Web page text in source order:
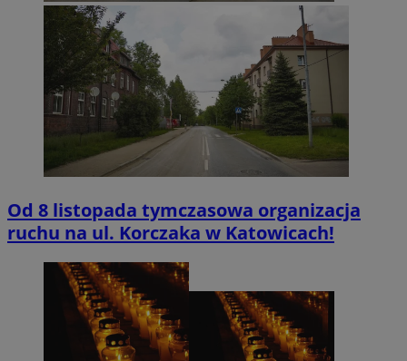
Od 8 listopada tymczasowa organizacja
ruchu na ul. Korczaka w Katowicach!